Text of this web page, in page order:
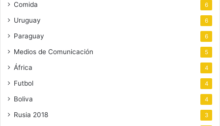
Comida 6
Uruguay 6
Paraguay 6
Medios de Comunicación 5
África 4
Futbol 4
Boliva 4
Rusia 2018 3